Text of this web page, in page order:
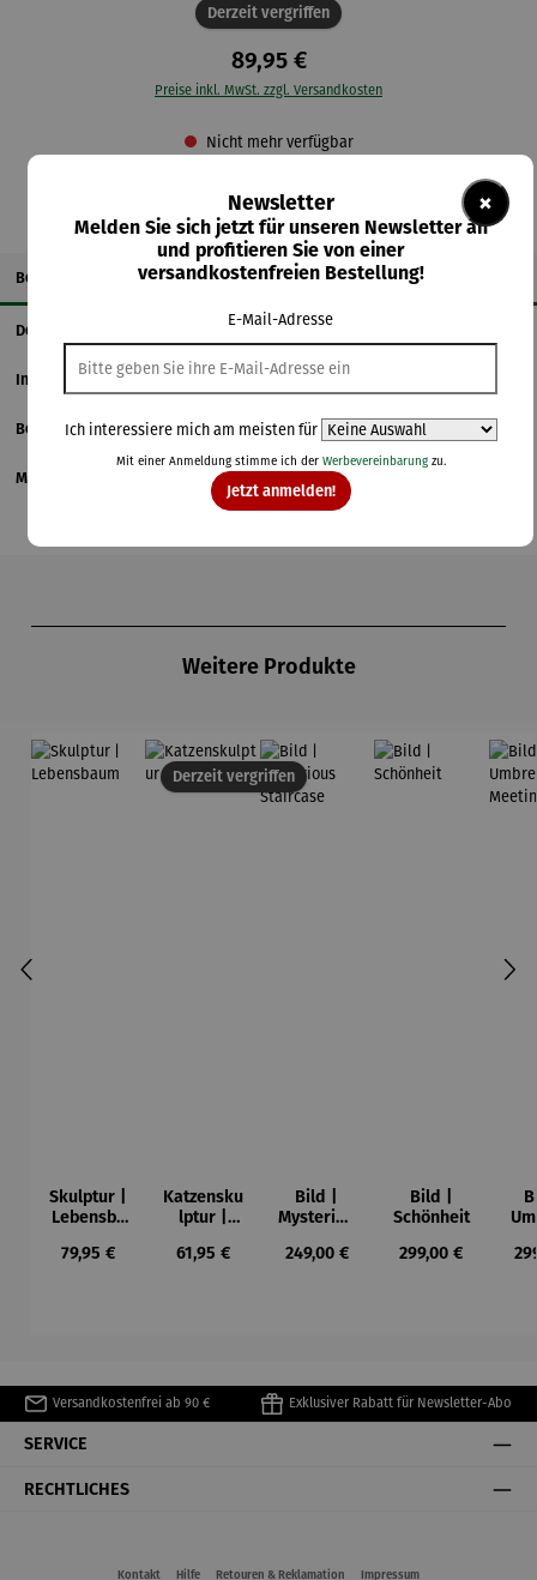
Derzeit vergriffen
89,95 €
Preise inkl. MwSt. zzgl. Versandkosten
Nicht mehr verfügbar
Beschreibung
Details
Informationen zum Hersteller
Bewertungen
Magazinbeitrag
Weitere Produkte
Skulptur |
Lebensba
Regulärer Preis:
79,95 €
Derzeit vergriffen
Katzensku
lptur |
Regulärer Preis:
61,95 €
Bild |
Mysteriou
Staircase
Regulärer Preis:
249,00 €
Bild |
Schönheit
Regulärer Preis:
299,00 €
Versandkostenfrei ab 90 € Exklusiver Rabatt für Newsletter-Abo
SERVICE
RECHTLICHES
Kontakt Hilfe Retouren & Reklamation Impressum
×
Newsletter
Melden Sie sich jetzt für unseren Newsletter an
und profitieren Sie von einer
versandkostenfreien Bestellung!
E-Mail-Adresse
Ich interessiere mich am meisten für
Mit einer Anmeldung stimme ich der Werbevereinbarungzu.
Jetzt anmelden!